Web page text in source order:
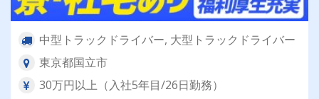
中型トラックドライバー, 大型トラックドライバー
東京都国立市
30万円以上（入社5年目/26日勤務）